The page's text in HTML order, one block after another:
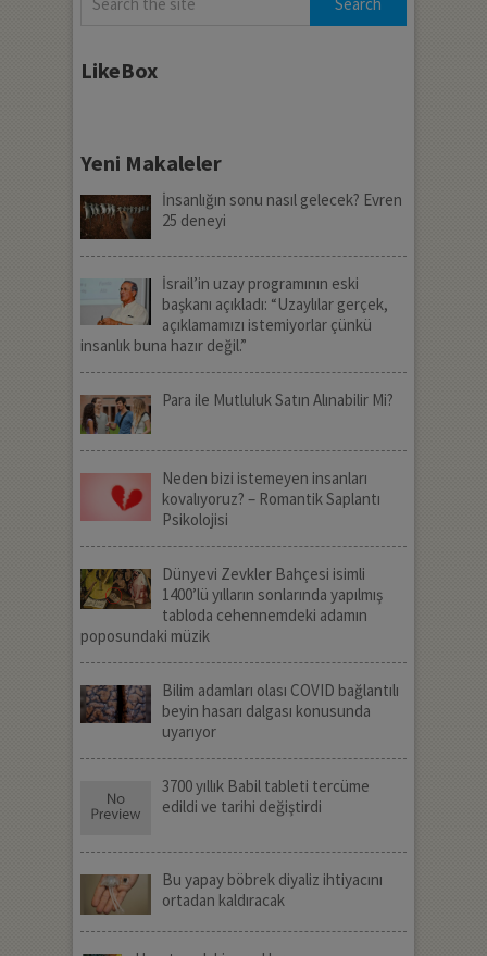
LikeBox
Yeni Makaleler
İnsanlığın sonu nasıl gelecek? Evren
25 deneyi
İsrail’in uzay programının eski
başkanı açıkladı: “Uzaylılar gerçek,
açıklamamızı istemiyorlar çünkü
insanlık buna hazır değil.”
Para ile Mutluluk Satın Alınabilir Mi?
Neden bizi istemeyen insanları
kovalıyoruz? – Romantik Saplantı
Psikolojisi
Dünyevi Zevkler Bahçesi isimli
1400’lü yılların sonlarında yapılmış
tabloda cehennemdeki adamın
poposundaki müzik
Bilim adamları olası COVID bağlantılı
beyin hasarı dalgası konusunda
uyarıyor
3700 yıllık Babil tableti tercüme
edildi ve tarihi değiştirdi
Bu yapay böbrek diyaliz ihtiyacını
ortadan kaldıracak